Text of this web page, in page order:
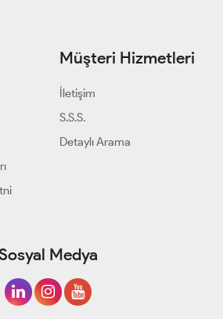
Müşteri Hizmetleri
İletişim
S.S.S.
Detaylı Arama
Medya